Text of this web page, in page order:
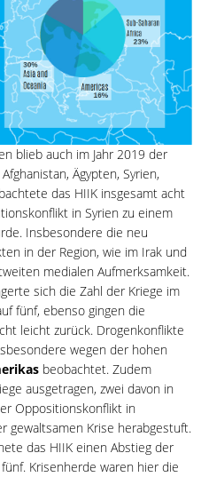
blieb auch im Jahr 2019 der
Ägypten, Syrien,
das HIIK insgesamt acht
in Syrien zu einem
Insbesondere die neu
in der Region, wie im Irak und
medialen Aufmerksamkeit.
sich die Zahl der Kriege im
fünf, ebenso gingen die
leicht zurück. Drogenkonflikte
wegen der hohen
beobachtet. Zudem
ausgetragen, zwei davon in
Oppositionskonflikt in
gewaltsamen Krise herabgestuft.
das HIIK einen Abstieg der
Krisenherde waren hier die